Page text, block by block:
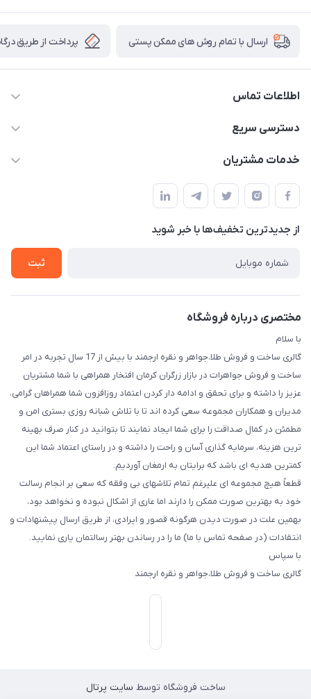
ارسال با تمام روش های ممکن پستی پرداخت از طریق
اطلاعات تماس
09138488018 - 09124949856
-گالری طلا،جواهر و نقره ارجمند
دسترسی سریع
حساب کاربری
لیست محصولات
درباره ما
خدمات مشتریان
قوانین و مقررات
حریم خصوصی
راهنما
از جدید‌ترین تخفیف‌ها با‌ خبر شوید
ثبت
مختصری درباره فروشگاه
با سلام
گالری ساخت و فروش طلا،جواهر و نقره ارجمند با بیش از 17 سال تجربه در امر
ساخت و فروش جواهرات در بازار زرگران کرمان افتخار همراهی با شما مشتریان
عزیز را داشته و برای تحقق و ادامه دار کردن اعتماد روزافزون شما همراهان گرامی،
مدیران و همکاران مجموعه سعی کرده اند تا با تلاش شبانه روزی بستری امن و
مطمئن در کمال صداقت را برای شما ایجاد نمایند تا بتوانید در کنار صرف بهینه
ترین هزینه، سرمایه گذاری آسان و راحت را داشته و در راستای اعتماد شما این
کمترین هدیه ای باشد که برایتان به ارمغان آوردیم.
قطعاً هیچ مجموعه ای علیرغم تمام تلاشهای بی وفقه که سعی بر انجام رسالت
خود به بهترین صورت ممکن را دارند اما عاری از اشکال نبوده و نخواهد بود،
بهمین علت در صورت دیدن هرگونه قصور و ایرادی، از طریق ارسال پیشنهادات و
انتقادات (در صفحه تماس با ما) ما را در رساندن بهتر رسالتمان یاری نمایید.
با سپاس
گالری ساخت و فروش طلا،جواهر و نقره ارجمند
ساخت فروشگاه توسط سایت پرتال